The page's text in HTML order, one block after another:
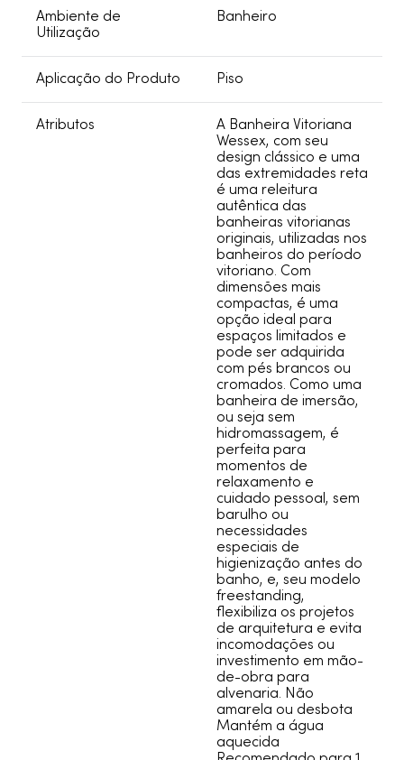
Ambiente de
Utilização
Banheiro
Aplicação do Produto Piso
Atributos
A Banheira Vitoriana
Wessex, com seu
design clássico e uma
das extremidades reta
é uma releitura
autêntica das
banheiras vitorianas
originais, utilizadas nos
banheiros do período
vitoriano. Com
dimensões mais
compactas, é uma
opção ideal para
espaços limitados e
pode ser adquirida
com pés brancos ou
cromados. Como uma
banheira de imersão,
ou seja sem
hidromassagem, é
perfeita para
momentos de
relaxamento e
cuidado pessoal, sem
barulho ou
necessidades
especiais de
higienização antes do
banho, e, seu modelo
freestanding,
flexibiliza os projetos
de arquitetura e evita
incomodações ou
investimento em mão-
de-obra para
alvenaria. Não
amarela ou desbota
Mantém a água
aquecida